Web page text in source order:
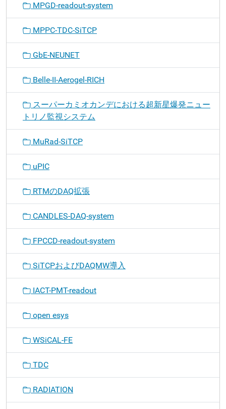
MPGD-readout-system
MPPC-TDC-SiTCP
GbE-NEUNET
Belle-II-Aerogel-RICH
スーパーカミオカンデにおける超新星爆発ニュー
トリノ監視システム
MuRad-SiTCP
uPIC
RTMのDAQ拡張
CANDLES-DAQ-system
FPCCD-readout-system
SiTCPおよびDAQMW導入
IACT-PMT-readout
open esys
WSiCAL-FE
TDC
RADIATION